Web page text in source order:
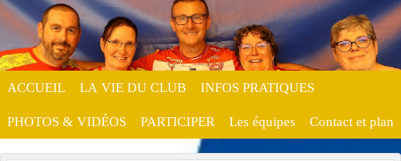
ACCUEIL LA VIE DU CLUB INFOS PRATIQUES
PHOTOS & VIDÉOS PARTICIPER Les équipes Contact et plan